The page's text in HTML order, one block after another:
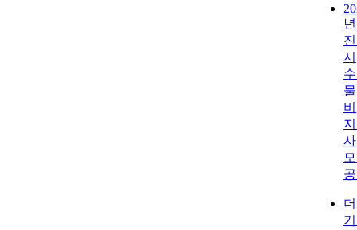
년
시
비